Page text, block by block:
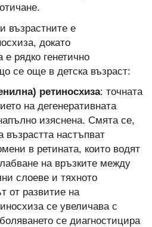
възрастните е
докато
рядко генетично
се още в детска възраст:
ретиносхиза: точната
на дегенеративната
изяснена. Смята се,
възрастта настъпват
в ретината, които водят
на връзките между
слоеве и тяхното
от развитие на
се увеличава с
се диагностицира